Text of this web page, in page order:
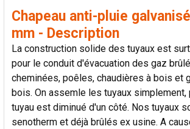
SÉLECTIONNER
AJOUTER
LA
SÉLECTION
AU PANIER
Chapeau anti-pluie
mm - Description
La construction solide des tuyaux est
pour le conduit d'évacuation des gaz
cheminées, poêles, chaudières à bois et
bois. On assemle les tuyaux simplement,
tuyau est diminué d'un côté. Nos tuyaux
senotherm et déjà brûlés ex usine. A